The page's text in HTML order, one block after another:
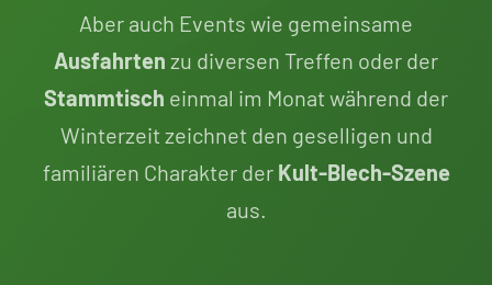
Aber auch Events wie gemeinsame
Ausfahrten zu diversen Treffen oder der
Stammtisch einmal im Monat während der
Winterzeit zeichnet den geselligen und
familiären Charakter der Kult-Blech-Szene
aus.